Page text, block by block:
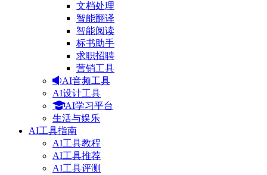
文档处理
智能翻译
智能阅读
标书助手
求职招聘
营销工具
AI音频工具
AI设计工具
AI学习平台
生活与娱乐
AI工具指南
AI工具教程
AI工具推荐
AI工具评测